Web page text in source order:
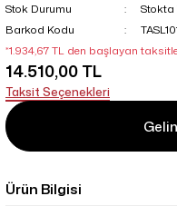
Stok Durumu
Stokta
Barkod Kodu
*1.934,67 TL den başlayan
14.510,00 TL
Taksit Seçenekleri
Ürün Bilgisi